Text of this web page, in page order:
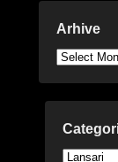
Arhive
Arhive
Categorii